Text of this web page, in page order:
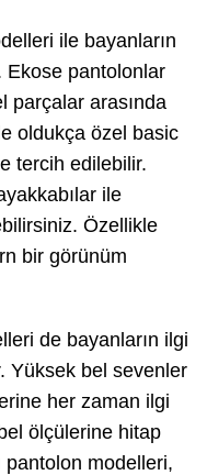
ile bayanların
Ekose pantolonlar
parçalar arasında
oldukça özel basic
tercih edilebilir.
ile
Özellikle
bir görünüm
de bayanların ilgi
Yüksek bel sevenler
her zaman ilgi
ölçülerine hitap
pantolon modelleri,